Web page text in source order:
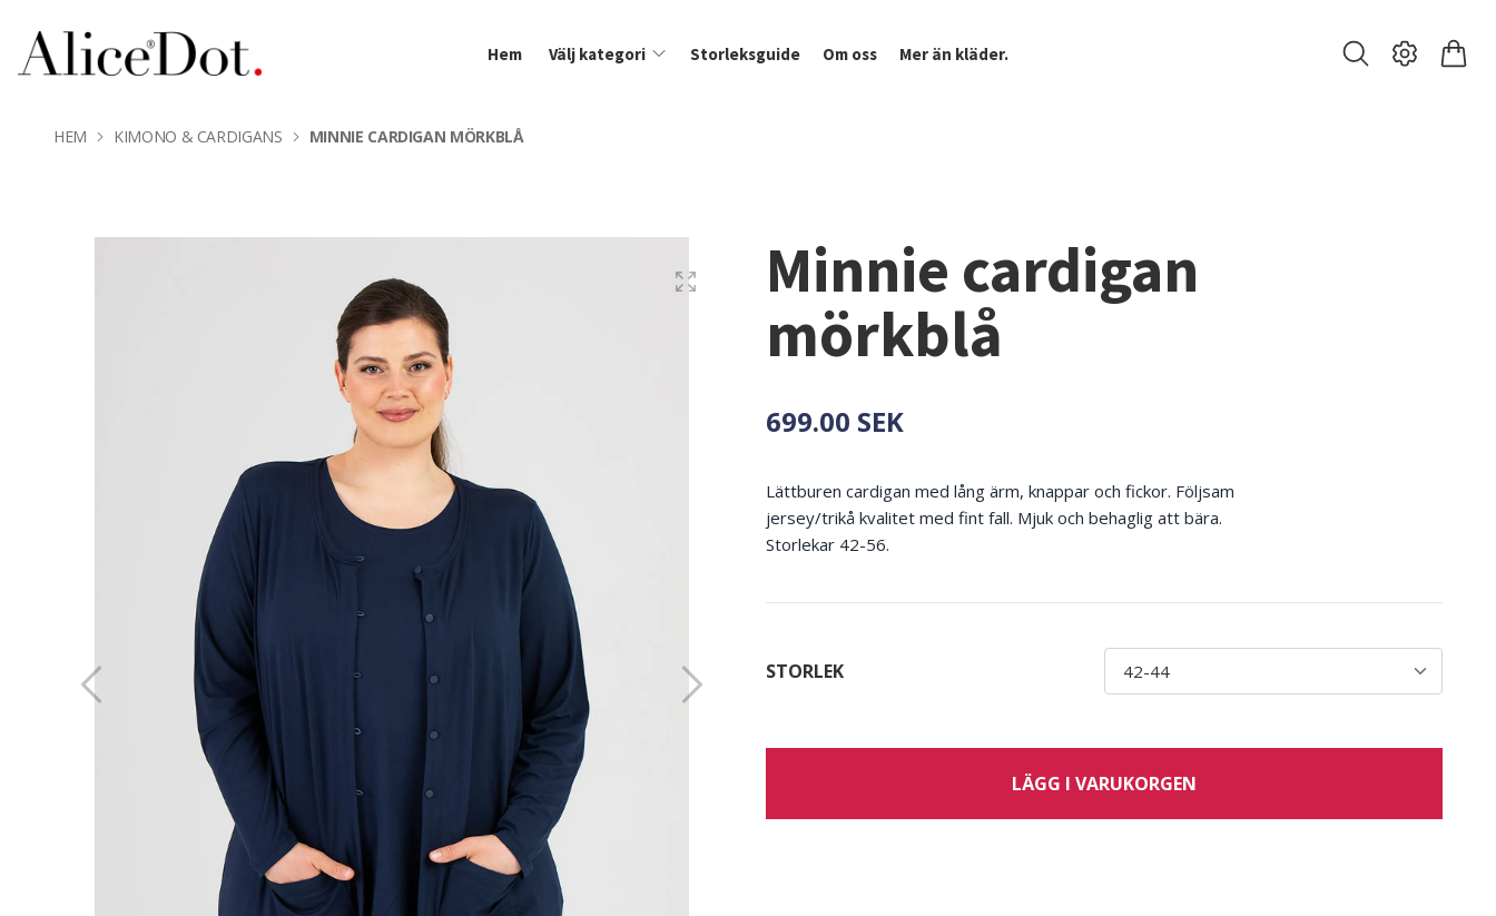
Hem Välj kategori Storleksguide Om oss Mer än kläder.
HEM KIMONO & CARDIGANS MINNIE CARDIGAN MÖRKBLÅ
Minnie cardigan
mörkblå
699.00 SEK
Lättburen cardigan med lång ärm, knappar och fickor. Följsam
jersey/trikå kvalitet med fint fall. Mjuk och behaglig att bära.
Storlekar 42-56.
STORLEK
LÄGG I VARUKORGEN